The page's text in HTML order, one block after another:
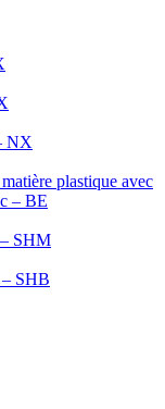
NX
plastique avec
– BE
– SHM
– SHB